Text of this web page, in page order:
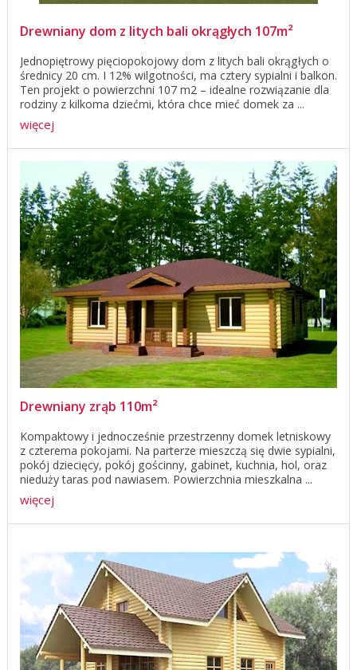
Drewniany dom z litych bali okrągłych 107m²
Jednopiętrowy pięciopokojowy dom z litych bali okrągłych o
średnicy 20 cm. I 12% wilgotności, ma cztery sypialni i balkon.
Ten projekt o powierzchni 107 m2 – idealne rozwiązanie dla
rodziny z kilkoma dziećmi, która chce mieć domek za ...
więcej
Drewniany zrąb 110m²
Kompaktowy i jednocześnie przestrzenny domek letniskowy
z czterema pokojami. Na parterze mieszczą się dwie sypialni,
pokój dziecięcy, pokój gościnny, gabinet, kuchnia, hol, oraz
nieduży taras pod nawiasem. Powierzchnia mieszkalna ...
więcej